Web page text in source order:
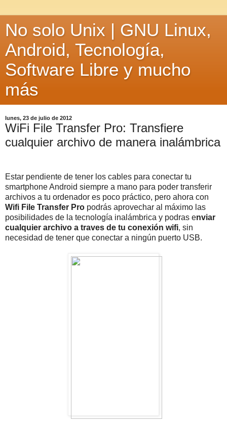
No solo Unix | GNU Linux,
Android, Tecnología,
Software Libre y mucho
más
lunes, 23 de julio de 2012
WiFi File Transfer Pro: Transfiere
cualquier archivo de manera inalámbrica
Estar pendiente de tener los cables para conectar tu
smartphone Android siempre a mano para poder transferir
archivos a tu ordenador es poco práctico, pero ahora con
Wifi File Transfer Pro podrás aprovechar al máximo las
posibilidades de la tecnología inalámbrica y podras enviar
cualquier archivo a traves de tu conexión wifi, sin
necesidad de tener que conectar a ningún puerto USB.